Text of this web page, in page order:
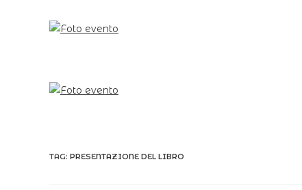
TAG: PRESENTAZIONE DEL LIBRO